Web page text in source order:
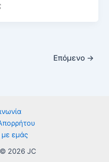
Επόμενο →
με εμάς
2026 JC